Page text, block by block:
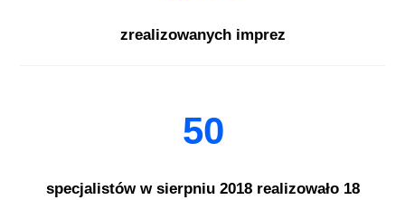
zrealizowanych imprez
50
specjalistów w sierpniu 2018 realizowało 18